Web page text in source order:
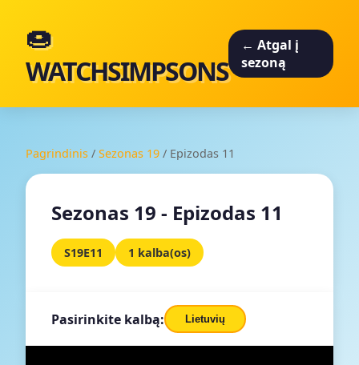
🍩
WATCHSIMPSONS
← Atgal į
sezoną
Pagrindinis / Sezonas 19 / Epizodas 11
Sezonas 19 - Epizodas 11
S19E11 1 kalba(os)
Pasirinkite kalbą: Lietuvių